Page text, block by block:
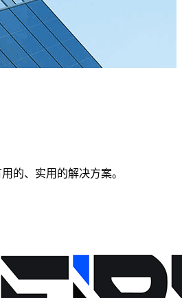
的、实用的解决方案。